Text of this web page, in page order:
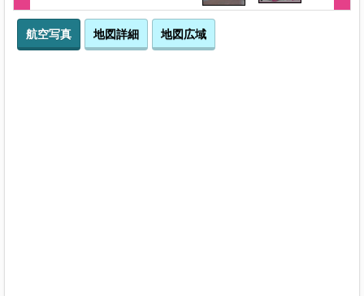
航空写真 地図詳細 地図広域